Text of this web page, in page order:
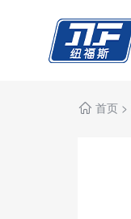
首页 >